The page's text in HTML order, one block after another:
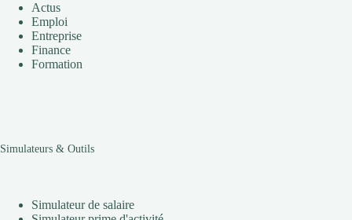
Actus
Emploi
Entreprise
Finance
Formation
Simulateurs & Outils
Simulateur de salaire